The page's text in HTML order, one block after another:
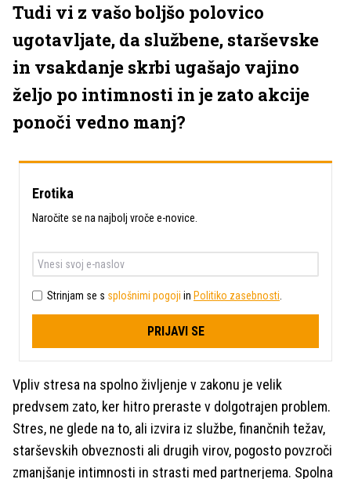
Tudi vi z vašo boljšo polovico
ugotavljate, da službene, starševske
in vsakdanje skrbi ugašajo vajino
željo po intimnosti in je zato akcije
ponoči vedno manj?
Erotika
Naročite se na najbolj vroče e-novice.
Strinjam se s splošnimi pogoji in Politiko zasebnosti
PRIJAVI SE
Vpliv stresa na spolno življenje v zakonu je velik
predvsem zato, ker hitro preraste v dolgotrajen problem.
Stres, ne glede na to, ali izvira iz službe, finančnih težav,
starševskih obveznosti ali drugih virov, pogosto povzroči
zmanjšanje intimnosti in strasti med partnerjema. Spolna